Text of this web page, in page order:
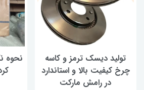
تولید دیسک ترمز و کاسه
چرخ کیفیت بالا و استاندارد
در رامش مارکت
نحوه